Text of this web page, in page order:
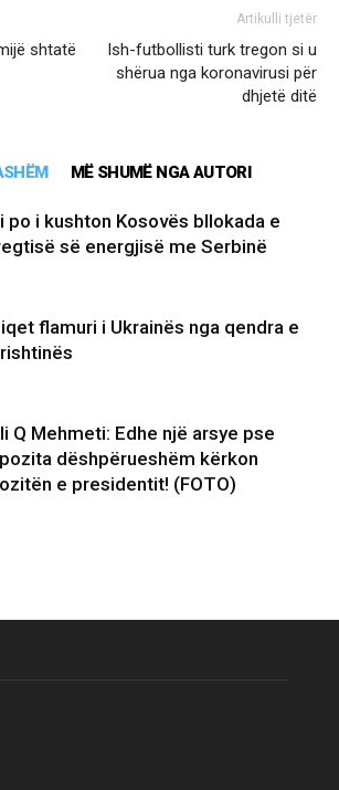
shtatë
Artikulli tjetër
Ish-futbollisti turk tregon si u
shërua nga koronavirusi për
dhjetë ditë
MË SHUMË NGA AUTORI
po i kushton Kosovës bllokada e
së energjisë me Serbinë
flamuri i Ukrainës nga qendra e
Q Mehmeti: Edhe një arsye pse
dëshpërueshëm kërkon
e presidentit! (FOTO)